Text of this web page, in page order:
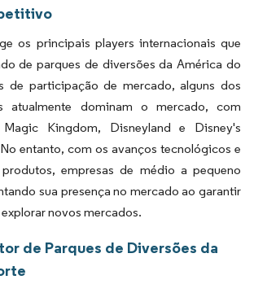
os principais players internacionais que
de parques de diversões da América do
de participação de mercado, alguns dos
atualmente dominam o mercado, com
Kingdom, Disneyland e Disney's
entanto, com os avanços tecnológicos e
empresas de médio a pequeno
sua presença no mercado ao garantir
novos mercados.
de Parques de Diversões da